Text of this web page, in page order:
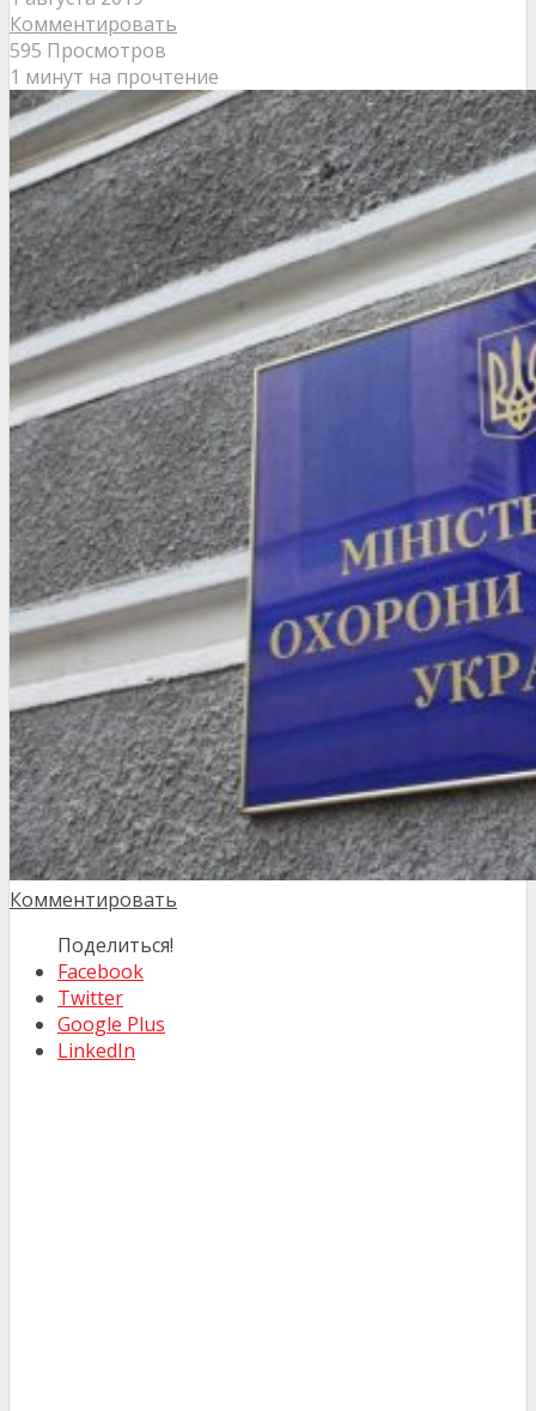
Комментировать
595 Просмотров
1 минут на прочтение
Комментировать
Поделиться!
Facebook
Twitter
Google Plus
LinkedIn